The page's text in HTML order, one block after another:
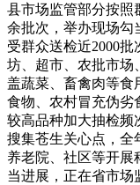
县市场监管部分按照
余批次，举办现场勾
受群众送检近2000
坊、超市、农批市场
盖蔬菜、畜禽肉等食
食物、农村冒充伪劣
较高品种加大抽检频
搜集苍生关心点，全
养老院、社区等开展
当进展，正在省市场